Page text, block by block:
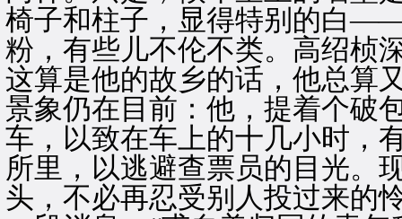
椅子和柱子，显得特别的白
粉，有些儿不伦不类。高绍桢
这算是他的故乡的话，他总算
景象仍在目前：他，提着个破
车，以致在车上的十几小时，
所里，以逃避查票员的目光。
头，不必再忍受别人投过来的